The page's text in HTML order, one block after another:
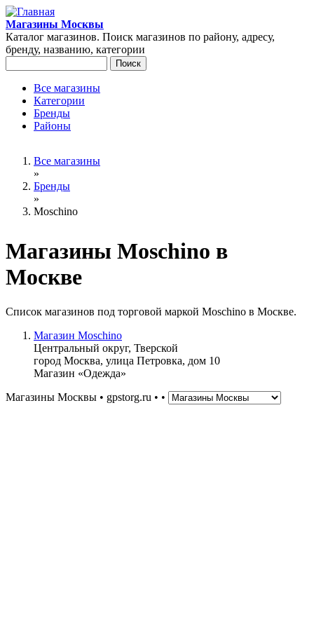
Перейти к основному содержанию
Магазины Москвы
Каталог магазинов. Поиск магазинов по району, адресу,
бренду, названию, категории
Главное меню
Все магазины
Категории
Бренды
Районы
Вы здесьВсе магазины
»
Бренды
»
Moschino
Магазины Moschino в
Москве
Список магазинов под торговой маркой Moschino в Москве.
Магазин Moschino
Центральный округ, Тверской
город Москва, улица Петровка, дом 10
Магазин «Одежда»
Магазины Москвы • gpstorg.ru • •